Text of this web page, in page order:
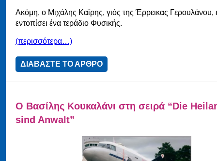
Ακόμη, ο Μιχάλης Καΐρης, γιός της Έρρεικας Γερουλάνου,
εντοπίσει ένα τεράδιο Φυσικής.
(περισσότερα…)
ΔΙΑΒΑΣΤΕ ΤΟ ΑΡΘΡΟ
Ο Βασίλης Κουκαλάνι στη σειρά “Die
sind Anwalt”